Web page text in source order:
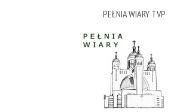
PEŁNIA WIARY TVP